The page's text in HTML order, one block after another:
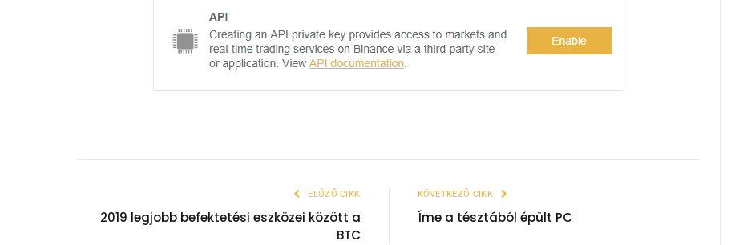
ELŐZŐ CIKK
2019 legjobb befektetési eszközei között a
BTC
KÖVETKEZŐ CIKK
Íme a tésztából épült PC